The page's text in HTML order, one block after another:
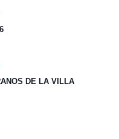
DE LA VILLA